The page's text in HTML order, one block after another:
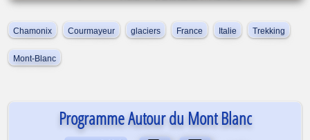
Chamonix Courmayeur glaciers France Italie Trekking
Mont-Blanc
Programme Autour du Mont Blanc